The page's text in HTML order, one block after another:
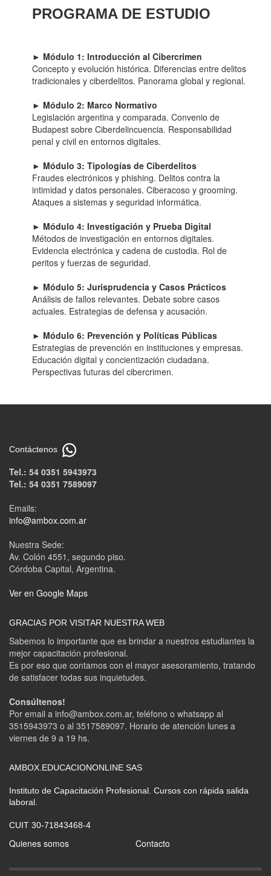
PROGRAMA DE ESTUDIO
► Módulo 1: Introducción al Cibercrimen
Concepto y evolución histórica. Diferencias entre delitos
tradicionales y ciberdelitos. Panorama global y regional.
► Módulo 2: Marco Normativo
Legislación argentina y comparada. Convenio de
Budapest sobre Ciberdelincuencia. Responsabilidad
penal y civil en entornos digitales.
► Módulo 3: Tipologías de Ciberdelitos
Fraudes electrónicos y phishing. Delitos contra la
intimidad y datos personales. Ciberacoso y grooming.
Ataques a sistemas y seguridad informática.
► Módulo 4: Investigación y Prueba Digital
Métodos de investigación en entornos digitales.
Evidencia electrónica y cadena de custodia. Rol de
peritos y fuerzas de seguridad.
► Módulo 5: Jurisprudencia y Casos Prácticos
Análisis de fallos relevantes. Debate sobre casos
actuales. Estrategias de defensa y acusación.
► Módulo 6: Prevención y Políticas Públicas
Estrategias de prevención en instituciones y empresas.
Educación digital y concientización ciudadana.
Perspectivas futuras del cibercrimen.
Contáctenos
Tel.: 54 0351 5943973
Tel.: 54 0351 7589097
Emails:
info@ambox.com.ar
Nuestra Sede:
Av. Colón 4551, segundo piso.
Córdoba Capital, Argentina.
Ver en Google Maps
GRACIAS POR VISITAR NUESTRA WEB
Sabemos lo importante que es brindar a nuestros estudiantes la
mejor capacitación profesional.
Es por eso que contamos con el mayor asesoramiento, tratando
de satisfacer todas sus inquietudes.
Consúltenos!
Por email a info@ambox.com.ar, teléfono o whatsapp al
3515943973 o al 3517589097. Horario de atención lunes a
viernes de 9 a 19 hs.
AMBOX.EDUCACIONONLINE SAS
Instituto de Capacitación Profesional. Cursos con rápida salida
laboral.
CUIT 30-71843468-4
Quienes somos Contacto